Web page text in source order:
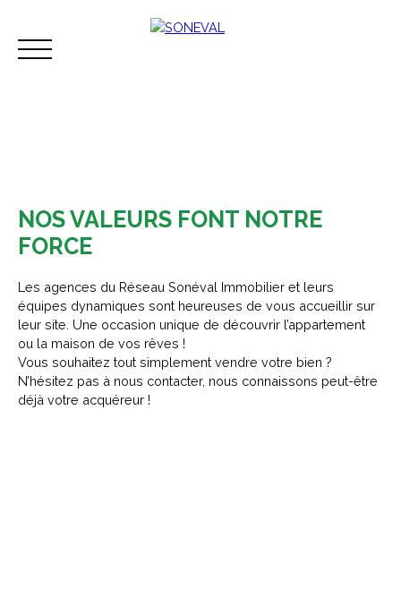
Acheter
Espace perso Contact
NOS VALEURS FONT NOTRE
FORCE
Les agences du Réseau Sonéval Immobilier et leurs
équipes dynamiques sont heureuses de vous accueillir sur
leur site. Une occasion unique de découvrir l’appartement
ou la maison de vos rêves !
Vous souhaitez tout simplement vendre votre bien ?
N’hésitez pas à nous contacter, nous connaissons peut-être
déjà votre acquéreur !